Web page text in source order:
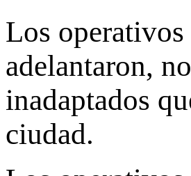
Los operativos
adelantaron,
inadaptados
ciudad.